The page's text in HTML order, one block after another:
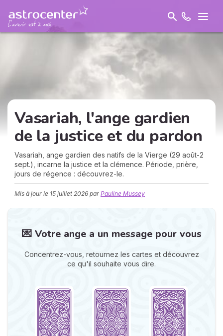
Vasariah, l'ange gardien
de la justiceet du pardon
Vasariah, ange gardien des natifs de la Vierge (29 août-2
sept.), incarne la justice et la clémence. Période, prière,
jours de régence : découvrez-le.
Mis à jour le 15 juillet 2026 par Pauline Mussey
💌 Votre ange a un message pour vous
Concentrez-vous, retournez les cartes et découvrez
ce qu'il souhaite vous dire.